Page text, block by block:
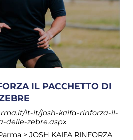
IL PACCHETTO DI
it-it/josh-kaifa-rinforza-il-
delle-zebre.aspx
> JOSH KAIFA RINFORZA